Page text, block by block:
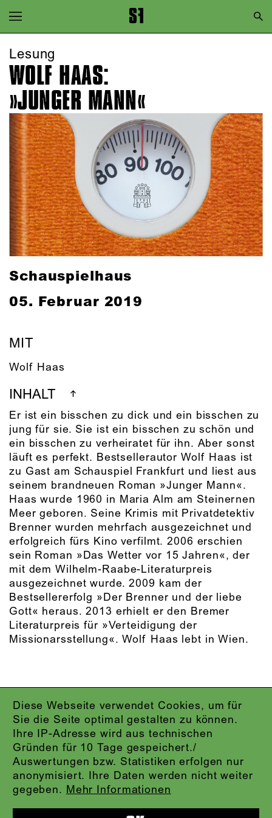
Zur Hauptnavigation springen
Zum Footer springen
Diese Webseite verwendet Cookies, um für
Sie die Seite optimal gestalten zu können.
Ihre IP-Adresse wird aus technischen
Gründen für 10 Tage gespeichert./
Auswertungen bzw. Statistiken erfolgen nur
anonymisiert. Ihre Daten werden nicht weiter
gegeben. Mehr Informationen
Lesung
WOLF HAAS:
»JUNGER MANN«
Schauspielhaus
05. Februar 2019
MIT
Wolf Haas
INHALT
Er ist ein bisschen zu dick und ein bisschen zu
jung für sie. Sie ist ein bisschen zu schön und
ein bisschen zu verheiratet für ihn. Aber sonst
läuft es perfekt. Bestsellerautor Wolf Haas ist
zu Gast am Schauspiel Frankfurt und liest aus
seinem brandneuen Roman »Junger Mann«.
Haas wurde 1960 in Maria Alm am Steinernen
Meer geboren. Seine Krimis mit Privatdetektiv
Brenner wurden mehrfach ausgezeichnet und
erfolgreich fürs Kino verfilmt. 2006 erschien
sein Roman »Das Wetter vor 15 Jahren«, der
mit dem Wilhelm-Raabe-Literaturpreis
ausgezeichnet wurde. 2009 kam der
Bestsellererfolg »Der Brenner und der liebe
Gott« heraus. 2013 erhielt er den Bremer
Literaturpreis für »Verteidigung der
Missionarsstellung«. Wolf Haas lebt in Wien.
IMPRESSUM
DATENSCHUTZ
AGB
KONTAKT
ABO-LOGIN
PRESSE